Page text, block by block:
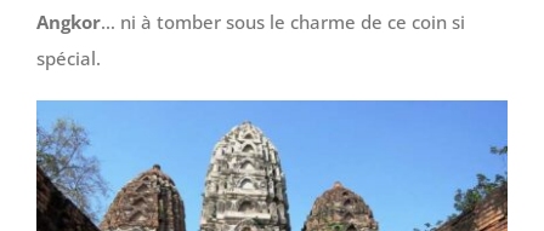
Angkor… ni à tomber sous le charme de ce coin si
spécial.